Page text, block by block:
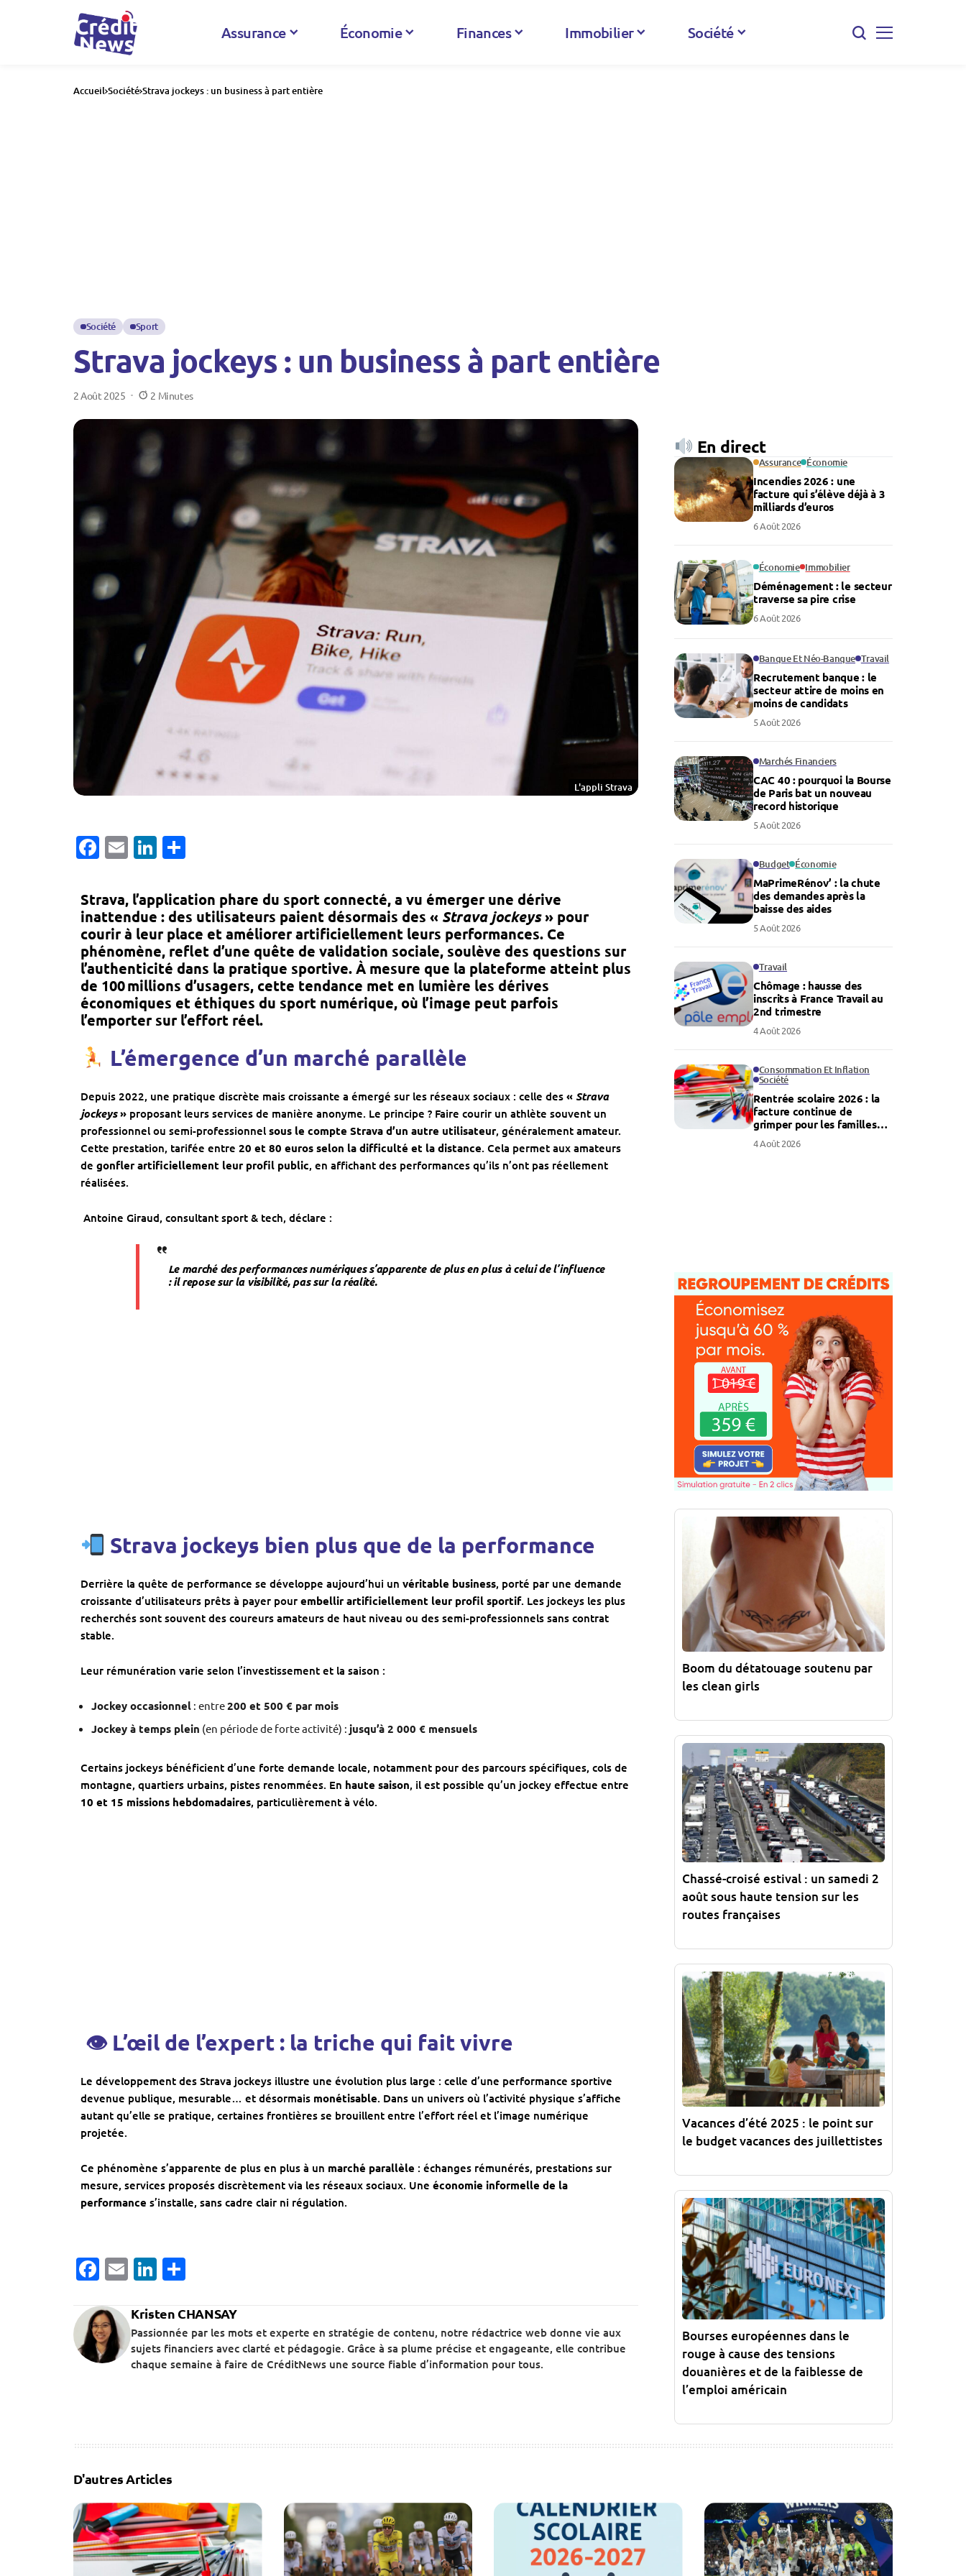
Assurance Économie Finances Immobilier Société
Accueil Société Strava jockeys : un business à part entière
Société Sport
Strava jockeys : un business à part entière
2 Août 2025 2 Minutes
L'appli Strava
Facebook
EmailLinkedIn
Strava, l’application phare du sport connecté, a vu émerger une dérive
inattendue : des utilisateurs paient désormais des « Strava jockeys» pour
courir à leur place et améliorer artificiellement leurs performances. Ce
phénomène, reflet d’une quête de validation sociale, soulève des questions sur
l’authenticité dans la pratique sportive. À mesure que la plateforme atteint plus
de 100millions d’usagers, cette tendance met en lumière les dérives
économiques et éthiques du sport numérique, où l’image peut parfois
l’emporter sur l’effort réel.
L’émergence d’un marché parallèle
Depuis 2022, une pratique discrète mais croissante a émergé sur les réseaux sociaux : celle des « Strava
jockeys» proposant leurs services de manière anonyme. Le principe ? Faire courir un athlète souvent un
professionnel ou semi-professionnel sous le compte Strava d’un autre utilisateur, généralement amateur.
Cette prestation, tarifée entre 20 et 80 euros selon la difficulté et la distance. Cela permet aux amateurs
de gonfler artificiellement leur profil public, en affichant des performances qu’ils n’ont pas réellement
réalisées.
Antoine Giraud, consultant sport & tech, déclare :
Le marché des performances numériques s’apparente de plus en plus à celui de l’influence
: il repose sur la visibilité, pas sur la réalité.
Strava jockeys bien plus que de la performance
Derrière la quête de performance se développe aujourd’hui un véritable business, porté par une demande
croissante d’utilisateurs prêts à payer pour embellir artificiellement leur profil sportif. Les jockeys les plus
recherchés sont souvent des coureurs amateurs de haut niveau ou des semi-professionnels sans contrat
stable.
Leur rémunération varie selon l’investissement et la saison :
Jockey occasionnel : entre200 et 500 € par mois
Jockey à temps plein (en période de forte activité) : jusqu’à 2 000 € mensuels
Certains jockeys bénéficient d’une forte demande locale, notamment pour des parcours spécifiques, cols de
montagne, quartiers urbains, pistes renommées. En haute saison, il est possible qu’un jockey effectue entre
10 et 15 missions hebdomadaires, particulièrement à vélo.
👁 L’œil de l’expert : la triche qui fait vivre
Le développement des Strava jockeys illustre une évolution plus large : celle d’une performance sportive
devenue publique, mesurable… et désormais monétisable. Dans un univers où l’activité physique s’affiche
autant qu’elle se pratique, certaines frontières se brouillent entre l’effort réel et l’image numérique
projetée.
Ce phénomène s’apparente de plus en plus à un marché parallèle : échanges rémunérés, prestations sur
mesure, services proposés discrètement via les réseaux sociaux. Une économie informelle de la
performance s’installe, sans cadre clair ni régulation.
Facebook
EmailLinkedIn
Kristen CHANSAY
Passionnée par les mots et experte en stratégie de contenu, notre rédactrice web donne vie aux
sujets financiers avec clarté et pédagogie. Grâce à sa plume précise et engageante, elle contribue
chaque semaine à faire de CréditNews une source fiable d’information pour tous.
En direct
Assurance Économie
Incendies 2026 : une
facture qui s’élève déjà à 3
milliards d’euros
6 Août 2026
Économie Immobilier
Déménagement : le secteur
traverse sa pire crise
6 Août 2026
Banque Et Néo-Banque Travail
Recrutement banque : le
secteur attire de moins en
moins de candidats
5 Août 2026
Marchés Financiers
CAC 40 : pourquoi la Bourse
de Paris bat un nouveau
record historique
5 Août 2026
Budget Économie
MaPrimeRénov’ : la chute
des demandes après la
baisse des aides
5 Août 2026
Travail
Chômage : hausse des
inscrits à France Travail au
2nd trimestre
4 Août 2026
Consommation Et Inflation
Société
Rentrée scolaire 2026 : la
facture continue de
grimper pour les familles
françaises
4 Août 2026
Boom du détatouage soutenu par
les clean girls
Chassé-croisé estival : un samedi 2
août sous haute tension sur les
routes françaises
Vacances d’été 2025 : le point sur
le budget vacances des juillettistes
Bourses européennes dans le
rouge à cause des tensions
douanières et de la faiblesse de
l’emploi américain
D'autres Articles